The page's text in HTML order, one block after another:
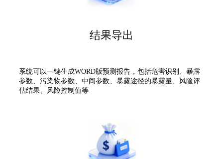
结果导出
系统可以一键生成WORD版预测报告，包括危害识别、暴露
参数、污染物参数、中间参数、暴露途径的暴露量、风险评
估结果、风险控制值等